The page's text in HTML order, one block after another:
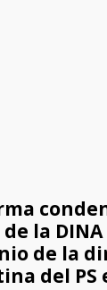
la
de la
del